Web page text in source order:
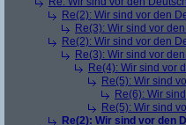
Re(2): Wir sind vor den
Re(3): Wir sind vor
Re(2): Wir sind vor den
Re(3): Wir sind vor
Re(4): Wir sind vor
Re(5): Wir sind
Re(6): Wir
Re(5): Wir sind
Re(2): Wir sind vor den